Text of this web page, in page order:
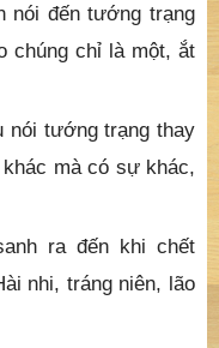
nói đến tướng trạng
chúng chỉ là một, ắt
nói tướng trạng thay
mà có sự khác,
ra đến khi chết
nhi, tráng niên, lão